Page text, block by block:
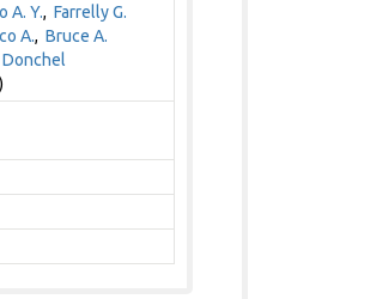
A. Y., Farrelly G.
A., Bruce A.
Donchel